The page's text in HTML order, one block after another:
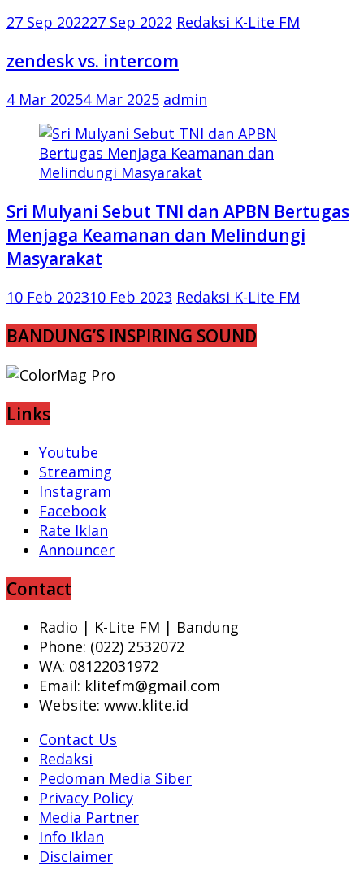
27 Sep 202227 Sep 2022 Redaksi K-Lite FM
zendesk vs. intercom
4 Mar 20254 Mar 2025 admin
Sri Mulyani Sebut TNI dan APBN Bertugas
Menjaga Keamanan dan Melindungi
Masyarakat
10 Feb 202310 Feb 2023 Redaksi K-Lite FM
BANDUNG’S INSPIRING SOUND
Links
Youtube
Streaming
Instagram
Facebook
Rate Iklan
Announcer
Contact
Radio | K-Lite FM | Bandung
Phone: (022) 2532072
WA: 08122031972
Email: klitefm@gmail.com
Website: www.klite.id
Contact Us
Redaksi
Pedoman Media Siber
Privacy Policy
Media Partner
Info Iklan
Disclaimer